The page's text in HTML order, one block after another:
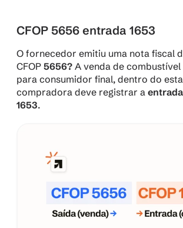
CFOP 5656 entrada 1653
O fornecedor emitiu uma nota fiscal
CFOP 5656? A venda de
para consumidor final, dentro do
compradora deve registrar a
1653.